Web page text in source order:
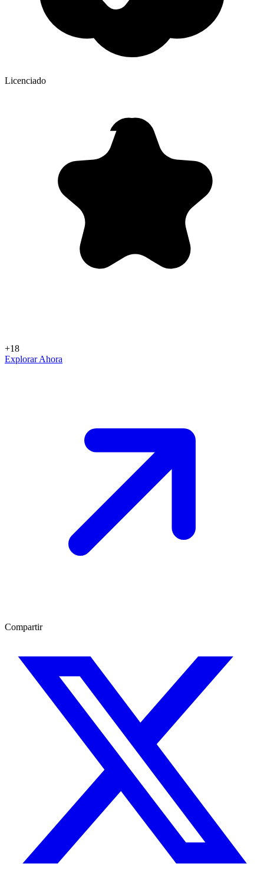
Licenciado
+18
Explorar Ahora
Compartir